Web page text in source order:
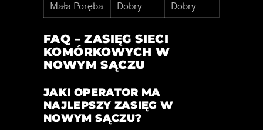
Mała Poręba Dobry Dobry
FAQ – ZASIĘG SIECI
KOMÓRKOWYCH W
NOWYM SĄCZU
JAKI OPERATOR MA
NAJLEPSZY ZASIĘG W
NOWYM SĄCZU?